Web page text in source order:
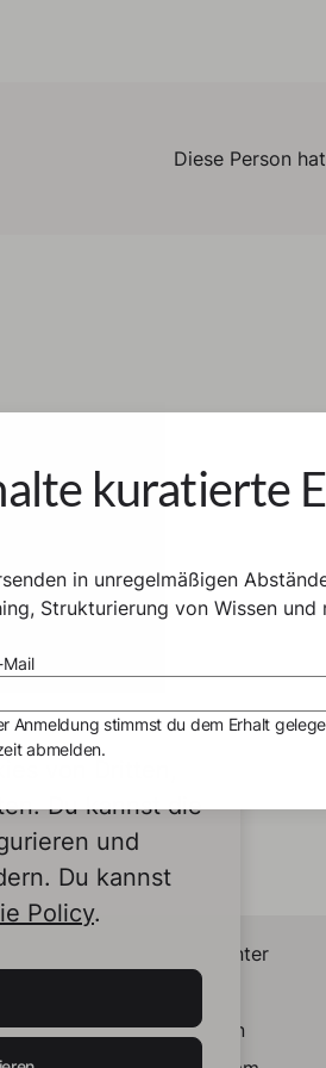
Diese Person
von Dritten,
Du kannst die
und
Du kannst
Policy.
Helpcenter
LinkedIn
kuratierte
in unregelmäßigen
Strukturierung von Wissen und
Mail
Anmeldung stimmst du dem Erhalt
abmelden.